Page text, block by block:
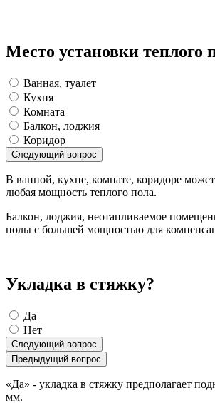
Место установки теплого
Ванная, туалет
Кухня
Комната
Балкон, лоджия
Коридор
Следующий вопрос
В ванной, кухне, комнате, коридоре может
любая мощность теплого пола.
Балкон, лоджия, неотапливаемое
полы с большей мощностью для
Укладка в стяжку?
Да
Нет
Следующий вопрос
Предыдущий вопрос
«Да» - укладка в стяжку предполагает
мм.